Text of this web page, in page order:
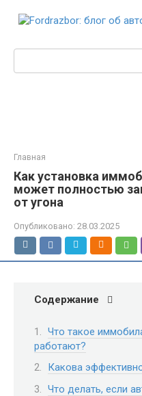
Главная
Как установка
может полностью
от угона
Опубликовано: 28.03.2025
Содержание
Что такое
работают?
Какова
Что делать, если